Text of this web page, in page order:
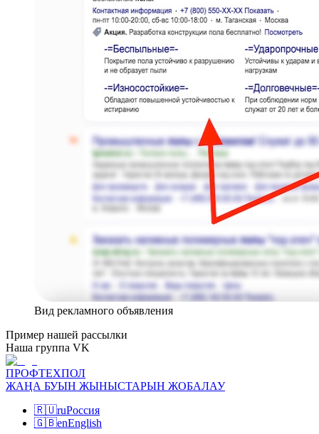
Вид рекламного объявления
Пример нашей рассылки
Наша группа VK
ПРОФТЕХПОЛ
ЖАҢА БУЫН ЖЫНЫСТАРЫН ЖОБАЛАУ
🇷🇺ruРоссия
🇬🇧enEnglish